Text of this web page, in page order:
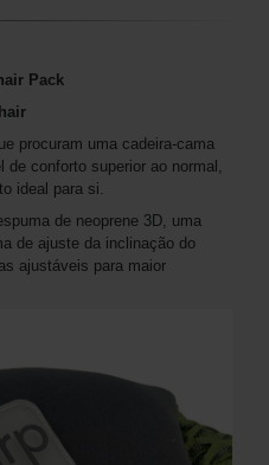
Pack
procuram uma cadeira-cama
conforto superior ao normal,
ideal para si.
de neoprene 3D, uma
de ajuste da inclinação do
ajustáveis ​​para maior